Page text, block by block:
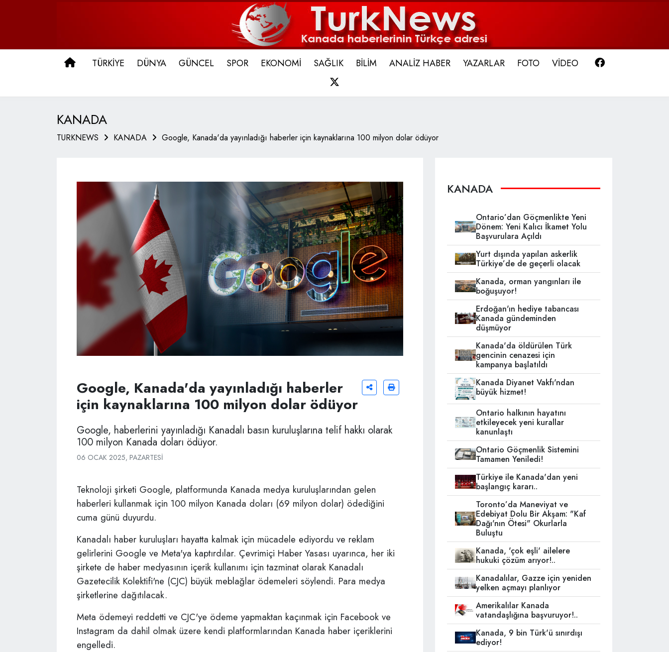
ANA SAYFA
TÜRKİYE DÜNYA GÜNCEL SPOR EKONOMİ SAĞLIK BİLİM ANALİZ HABER YAZARLAR FOTO VİDEO
KANADA
TURKNEWS KANADA Google, Kanada'da yayınladığı haberler için kaynaklarına 100 milyon dolar ödüyor
Google, Kanada'da yayınladığı haberler
için kaynaklarına 100 milyon dolar ödüyor
Google, haberlerini yayınladığı Kanadalı basın kuruluşlarına telif hakkı olarak
100 milyon Kanada doları ödüyor.
06 OCAK 2025, PAZARTESI
Teknoloji şirketi Google, platformunda Kanada medya kuruluşlarından gelen
haberleri kullanmak için 100 milyon Kanada doları (69 milyon dolar) ödediğini
cuma günü duyurdu.
Kanadalı haber kuruluşları hayatta kalmak için mücadele ediyordu ve reklam
gelirlerini Google ve Meta'ya kaptırdılar. Çevrimiçi Haber Yasası uyarınca, her iki
şirkete de haber medyasının içerik kullanımı için tazminat olarak Kanadalı
Gazetecilik Kolektifi'ne (CJC) büyük meblağlar ödemeleri söylendi. Para medya
şirketlerine dağıtılacak.
Meta ödemeyi reddetti ve CJC'ye ödeme yapmaktan kaçınmak için Facebook ve
Instagram da dahil olmak üzere kendi platformlarından Kanada haber içeriklerini
engelledi.
KANADA
Ontario’dan Göçmenlikte Yeni
Dönem: Yeni Kalıcı İkamet Yolu
Başvurulara Açıldı
Yurt dışında yapılan askerlik
Türkiye’de de geçerli olacak
Kanada, orman yangınları ile
boğuşuyor!
Erdoğan'ın hediye tabancası
Kanada gündeminden
düşmüyor
Kanada'da öldürülen Türk
gencinin cenazesi için
kampanya başlatıldı
Kanada Diyanet Vakfı'ndan
büyük hizmet!
Ontario halkının hayatını
etkileyecek yeni kurallar
kanunlaştı
Ontario Göçmenlik Sistemini
Tamamen Yeniledi!
Türkiye ile Kanada'dan yeni
başlangıç kararı..
Toronto’da Maneviyat ve
Edebiyat Dolu Bir Akşam: "Kaf
Dağı'nın Ötesi" Okurlarla
Buluştu
Kanada, 'çok eşli' ailelere
hukuki çözüm arıyor!..
Kanadalılar, Gazze için yeniden
yelken açmayı planlıyor
Amerikalılar Kanada
vatandaşlığına başvuruyor!..
Kanada, 9 bin Türk'ü sınırdışı
ediyor!